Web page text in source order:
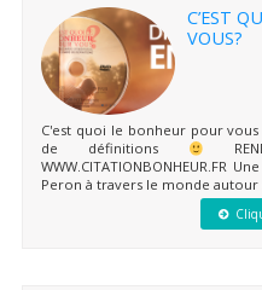
C’EST
VOUS?
C'est quoi le bonheur pour
de définitions
WWW.CITATIONBONHEUR.FR
Peron à travers le monde